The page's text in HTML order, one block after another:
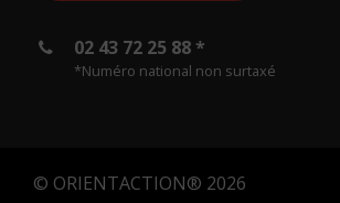
02 43 72 25 88 *
*Numéro national non surtaxé
© ORIENTACTION® 2026